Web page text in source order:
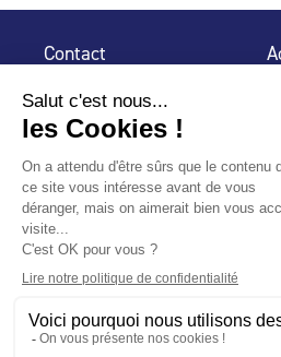
Contact
32 rue de Mogador
75 009 Paris
Nous suivre